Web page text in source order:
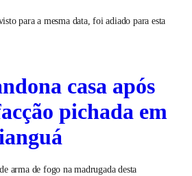
para a mesma data, foi adiado para esta
casa após
pichada em
arma de fogo na madrugada desta